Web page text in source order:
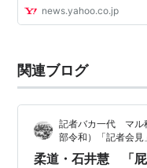
news.yahoo.co.jp
関連ブログ
記者バカ一代 マル
部令和）「記者会見
柔道・石井慧 「屁